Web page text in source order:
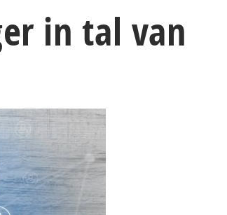
in tal van